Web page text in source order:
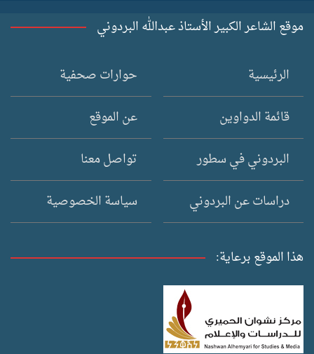
موقع الشاعر الكبير الأستاذ عبدالله البردوني
الرئيسية
قائمة الدواوين
البردوني في سطور
دراسات عن البردوني
حوارات صحفية
عن الموقع
تواصل معنا
سياسة الخصوصية
هذا الموقع برعاية: